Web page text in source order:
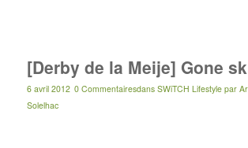
[Derby de la Meije] Gone
6 avril 2012 0 Commentairesdans SWiTCH Lifestyle par
Solelhac